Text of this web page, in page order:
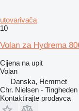
utovarivačа
10
Volan za Hydrema
Cijena na upit
Volan
Danska, Hemmet
Chr. Nielsen - Tingheden
Kontaktirajte prodavca